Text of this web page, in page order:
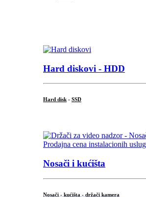
Hard diskovi - HDD
Hard disk - SSD
Nosači i kućišta
Nosači - kućišta - držači kamera